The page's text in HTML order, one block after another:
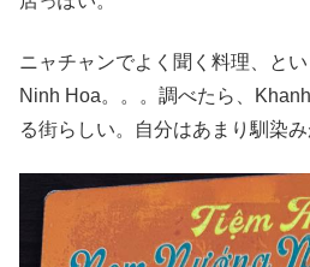
ニャチャンでよく聞く料理、とい
Ninh Hoa。。。調べたら、
る街らしい。自分はあまり馴染み